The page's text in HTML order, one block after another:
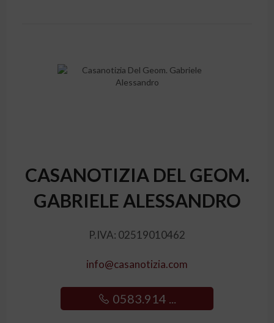
CASANOTIZIA DEL GEOM.
GABRIELE ALESSANDRO
P.IVA: 02519010462
info@casanotizia.com
0583.914 ...